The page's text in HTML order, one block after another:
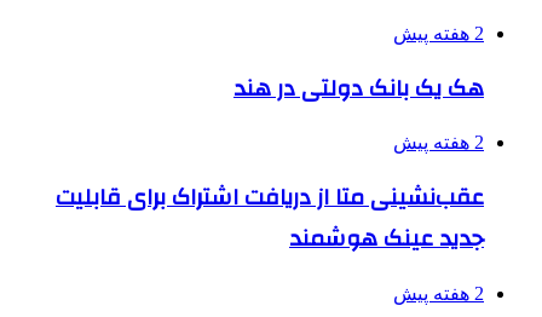
2 هفته پیش
هک یک بانک دولتی در هند
2 هفته پیش
عقب‌نشینی متا از دریافت اشتراک برای قابلیت
جدید عینک هوشمند
2 هفته پیش